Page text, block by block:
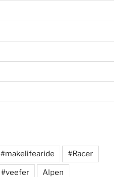
#makelifearide #Racer
#veefer Alpen